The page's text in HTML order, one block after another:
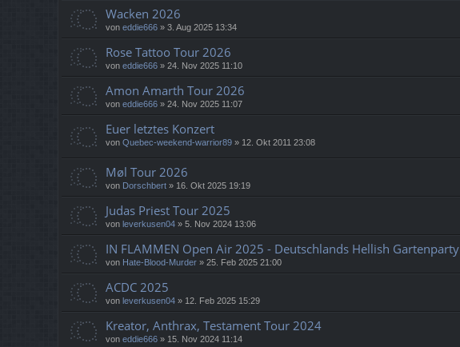
Wacken 2026
von eddie666 » 3. Aug 2025 13:34
Rose Tattoo Tour 2026
von eddie666 » 24. Nov 2025 11:10
Amon Amarth Tour 2026
von eddie666 » 24. Nov 2025 11:07
Euer letztes Konzert
von Quebec-weekend-warrior89 » 12. Okt 2011 23:08
Møl Tour 2026
von Dorschbert » 16. Okt 2025 19:19
Judas Priest Tour 2025
von leverkusen04 » 5. Nov 2024 13:06
IN FLAMMEN Open Air 2025 - Deutschlands Hellish Gartenparty
von Hate-Blood-Murder » 25. Feb 2025 21:00
ACDC 2025
von leverkusen04 » 12. Feb 2025 15:29
Kreator, Anthrax, Testament Tour 2024
von eddie666 » 15. Nov 2024 11:14